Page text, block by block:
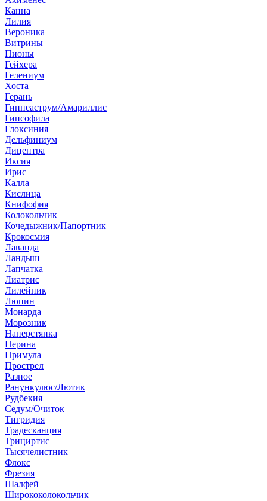
Канна
Лилия
Вероника
Витрины
Пионы
Гейхера
Гелениум
Хоста
Герань
Гиппеаструм/Амариллис
Гипсофила
Глоксиния
Дельфиниум
Дицентра
Иксия
Ирис
Калла
Кислица
Книфофия
Колокольчик
Кочедыжник/Папортник
Крокосмия
Лаванда
Ландыш
Лапчатка
Лиатрис
Лилейник
Люпин
Монарда
Морозник
Наперстянка
Нерина
Примула
Прострел
Разное
Ранункулюс/Лютик
Рудбекия
Седум/Очиток
Тигридия
Традесканция
Трициртис
Тысячелистник
Флокс
Фрезия
Шалфей
Ширококолокольчик